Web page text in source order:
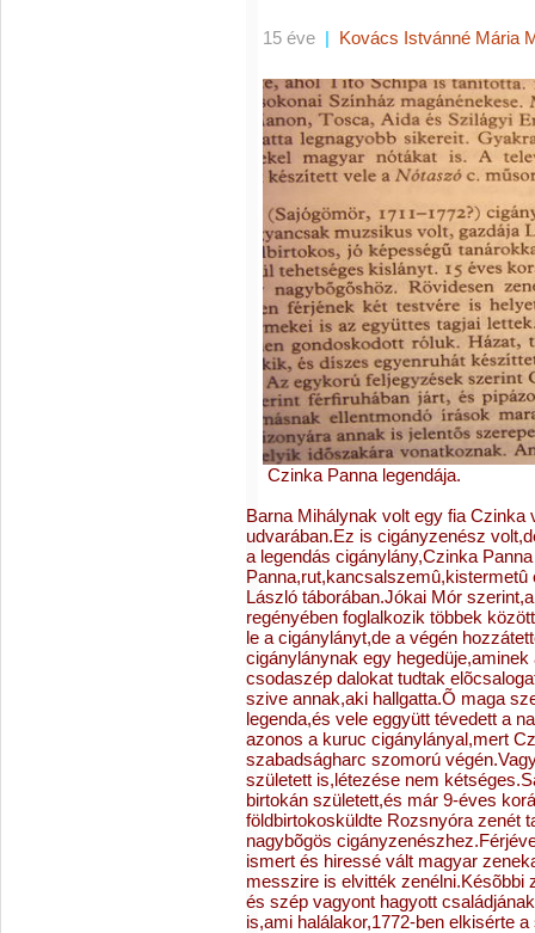
15 éve | Kovács Istvánné Mária
Czinka Panna legendája.
Barna Mihálynak volt egy fia
udvarában.Ez is cigányzenész
a legendás cigánylány,Czinka
László táborában.Jókai Mór
regényében foglalkozik többek
le a cigánylányt,de a végén
cigánylánynak egy
csodaszép dalokat tudtak
szive annak,aki hallgatta.Õ maga
legenda,és vele eggyütt tévedett a
azonos a kuruc cigánylányal,mert
szabadságharc szomorú
született is,létezése nem
birtokán született,és már 9-éves
földbirtokosküldte Rozsnyóra zenét
nagybõgös
ismert és hiressé vált magyar
messzire is elvitték zenélni.Késõbbi
és szép vagyont hagyott
is,ami halálakor,1772-ben elkisérte a